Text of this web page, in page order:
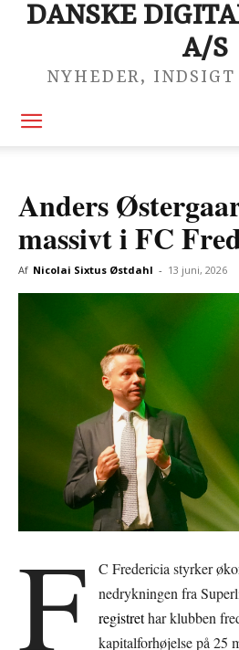
DANSKE
A/S
NYHEDER, INDSIGT
Anders
massivt i FC
Af Nicolai Sixtus Østdahl - 13 juni, 2026
F
C Fredericia styrker
nedrykningen fra
registrethar klubben
kapitalforhøjelse på 25